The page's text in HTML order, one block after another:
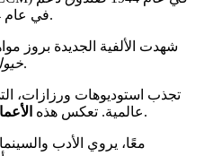
في عام 1984. ساهم ذلك في تحفيز.
شهدت الألفية الجديدة بروز
دولية.
تجذب استوديوهات ورزازات،
عالمية. تعكس هذه.
معًا، يروي الأدب